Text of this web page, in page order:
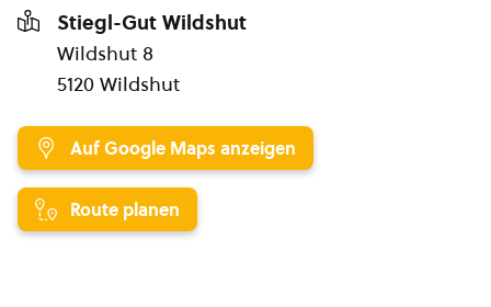
Stiegl-Gut Wildshut
Wildshut 8
5120 Wildshut
Auf Google Maps anzeigen
Route planen